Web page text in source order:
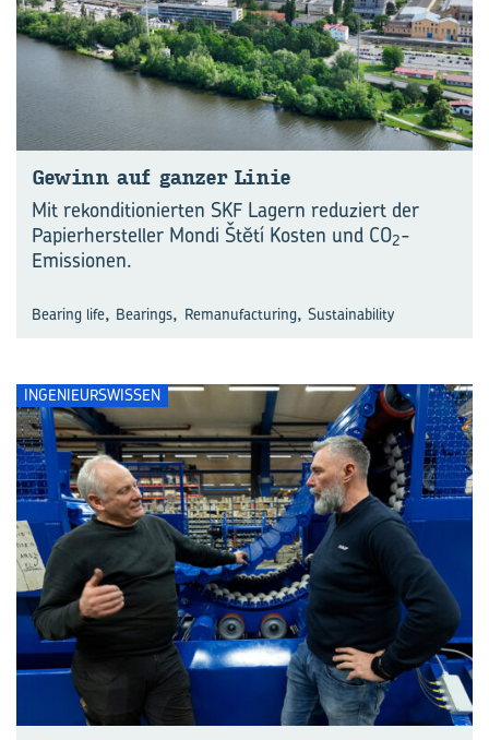
Ge­winn auf gan­zer Linie
Mit rekonditionierten SKF Lagern reduziert der
Papierhersteller Mondi Štĕtí Kosten und CO2-
Emissionen.
Bearing life, Bearings, Remanufacturing, Sustainability
INGENIEURSWISSEN